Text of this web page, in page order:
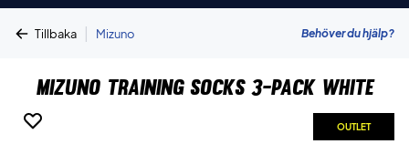
Tillbaka | Mizuno Behöver du hjälp?
Mizuno Training Socks 3-Pack White
OUTLET